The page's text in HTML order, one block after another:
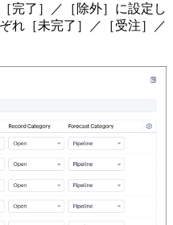
完了］／［除外］に設定し
れ［未完了］／［受注］／